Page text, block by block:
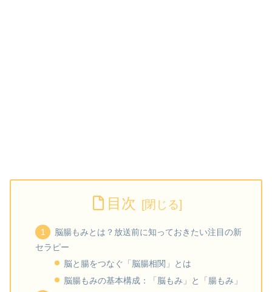
目次
脳腸もみとは？放送前に知っておきたい注目の新
セラピー
脳と腸をつなぐ「脳腸相関」とは
脳腸もみの基本構成：「脳もみ」と「腸もみ」